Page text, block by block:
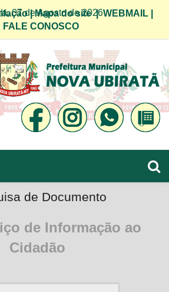
07 de Agosto de 2026
|Mapa do site|WEBMAIL
FALE CONOSCO
de Documento
de Informação ao
Cidadão